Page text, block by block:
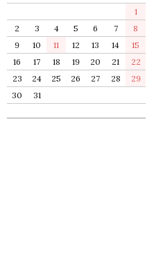
1
2
3 4 5 6 7
8
9
10 11 12 13 14
15
16
17 18 19 20 21
22
23
24 25 26 27 28
29
30
31